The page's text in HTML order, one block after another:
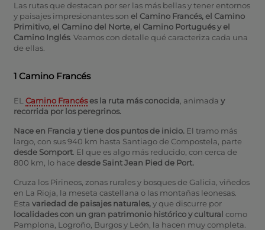
Las rutas que destacan por ser las más bellas y tener entornos
y paisajes impresionantes son el Camino Francés, el Camino
Primitivo, el Camino del Norte, el Camino Portugués y el
Camino Inglés. Veamos con detalle qué caracteriza cada una
de ellas.
1 Camino Francés
EL Camino Francés es la ruta más conocida , animada y
recorrida por los peregrinos.
Nace en Francia y tiene dos puntos de inicio.El tramo más
largo, con sus 940 km hasta Santiago de Compostela, parte
desde Somport. El que es algo más reducido, con cerca de
800 km, lo hace desde Saint Jean Pied de Port.
Cruza los Pirineos, zonas rurales y bosques de Galicia, viñedos
en La Rioja, la meseta castellana o las montañas leonesas.
Esta variedad de paisajes naturales,y que discurre por
localidades con un gran patrimonio histórico y cultural como
Pamplona, Logroño, Burgos y León, la hacen muy completa.